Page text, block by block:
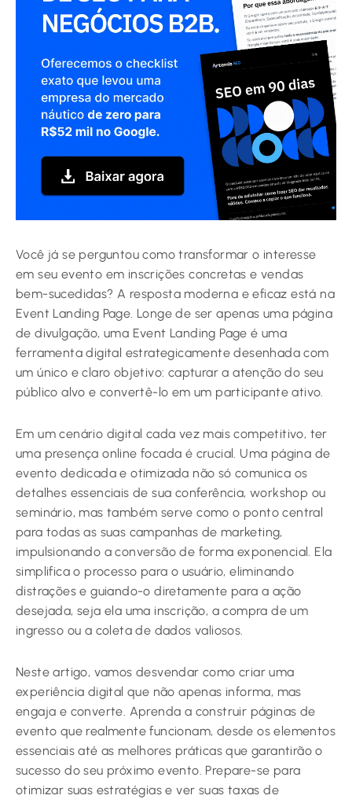
Você já se perguntou como transformar o interesse
em seu evento em inscrições concretas e vendas
bem-sucedidas? A resposta moderna e eficaz está na
Event Landing Page. Longe de ser apenas uma página
de divulgação, uma Event Landing Page é uma
ferramenta digital estrategicamente desenhada com
um único e claro objetivo: capturar a atenção do seu
público alvo e convertê-lo em um participante ativo.
Em um cenário digital cada vez mais competitivo, ter
uma presença online focada é crucial. Uma página de
evento dedicada e otimizada não só comunica os
detalhes essenciais de sua conferência, workshop ou
seminário, mas também serve como o ponto central
para todas as suas campanhas de marketing,
impulsionando a conversão de forma exponencial. Ela
simplifica o processo para o usuário, eliminando
distrações e guiando-o diretamente para a ação
desejada, seja ela uma inscrição, a compra de um
ingresso ou a coleta de dados valiosos.
Neste artigo, vamos desvendar como criar uma
experiência digital que não apenas informa, mas
engaja e converte. Aprenda a construir páginas de
evento que realmente funcionam, desde os elementos
essenciais até as melhores práticas que garantirão o
sucesso do seu próximo evento. Prepare-se para
otimizar suas estratégias e ver suas taxas de